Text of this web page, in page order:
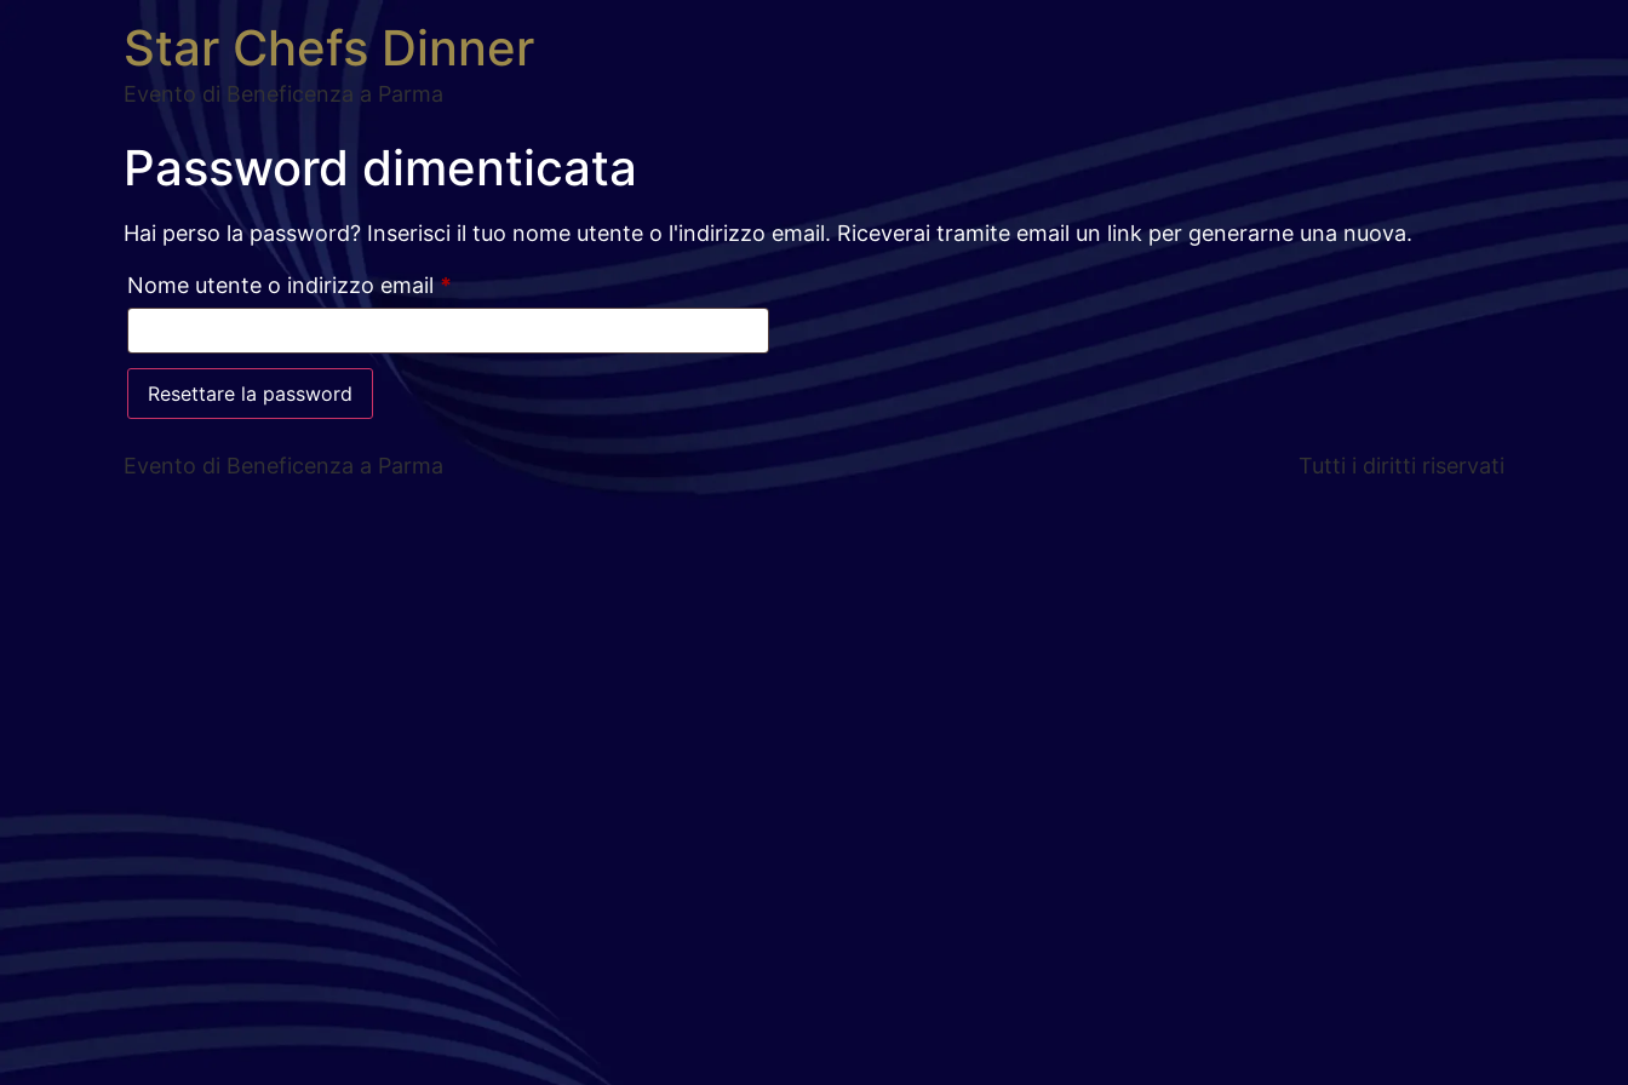
Star Chefs Dinner
Evento di Beneficenza a Parma
Password dimenticata
Hai perso la password? Inserisci il tuo nome utente o l'indirizzo email. Riceverai tramite email un link per generarne una nuova.
Nome utente o indirizzo email *
Resettare la password
Evento di Beneficenza a Parma Tutti i diritti riservati